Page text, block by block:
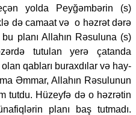
yolda Peyğəmbərin (s)
də camaat və o həzrət dərə
planı Allahın Rəsuluna (s)
tutulan yerə çatanda
olan qabları buraxdılar və hay-
Əmmar, Allahın Rəsulunun
tutdu. Hüzeyfə də o həzrətin
planı baş tutmadı.